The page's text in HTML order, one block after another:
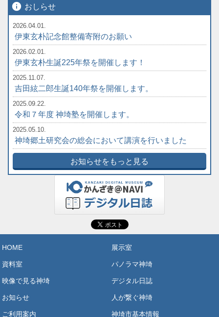
info おしらせ
2026.04.01.
伊東玄朴記念館整備寄附のお願い
2026.02.01.
伊東玄朴生誕225年祭を開催します！
2025.11.07.
吉田絃二郎生誕140年祭を開催します。
2025.09.22.
令和７年度 神埼塾を開催します。
2025.05.10.
神埼郷土研究会の総会において講演を行いました
お知らせをもっと見る
HOME 展示室
資料室 パノラマ神埼
映像で見る神埼 デジタル日誌
お知らせ 人が繋ぐ神埼
ご利用案内 神埼市基本情報